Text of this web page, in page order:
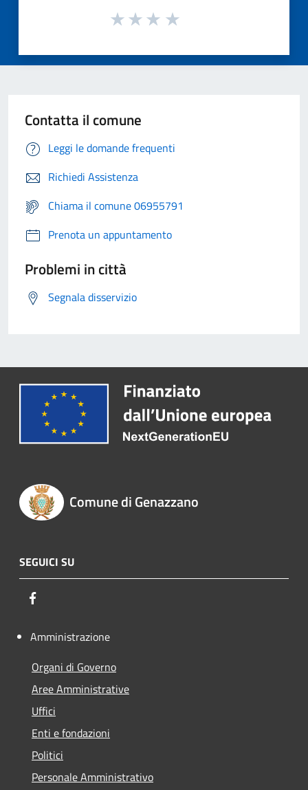
Contatta il comune
Leggi le domande frequenti
Richiedi Assistenza
Chiama il comune 06955791
Prenota un appuntamento
Problemi in città
Segnala disservizio
Comune di Genazzano
SEGUICI SU
Amministrazione
Organi di Governo
Aree Amministrative
Uffici
Enti e fondazioni
Politici
Personale Amministrativo